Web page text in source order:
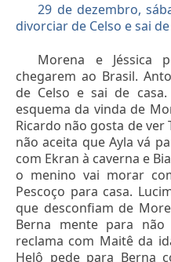
29 de dezembro,
divorciar de Celso e sai de
Morena e Jéssica
chegarem ao Brasil.
de Celso e sai de
esquema da vinda de
Ricardo não gosta de ver
não aceita que Ayla vá
com Ekran à caverna e
o menino vai morar
Pescoço para casa.
que desconfiam de
Berna mente para não
reclama com Maitê da
Helô pede para Berna